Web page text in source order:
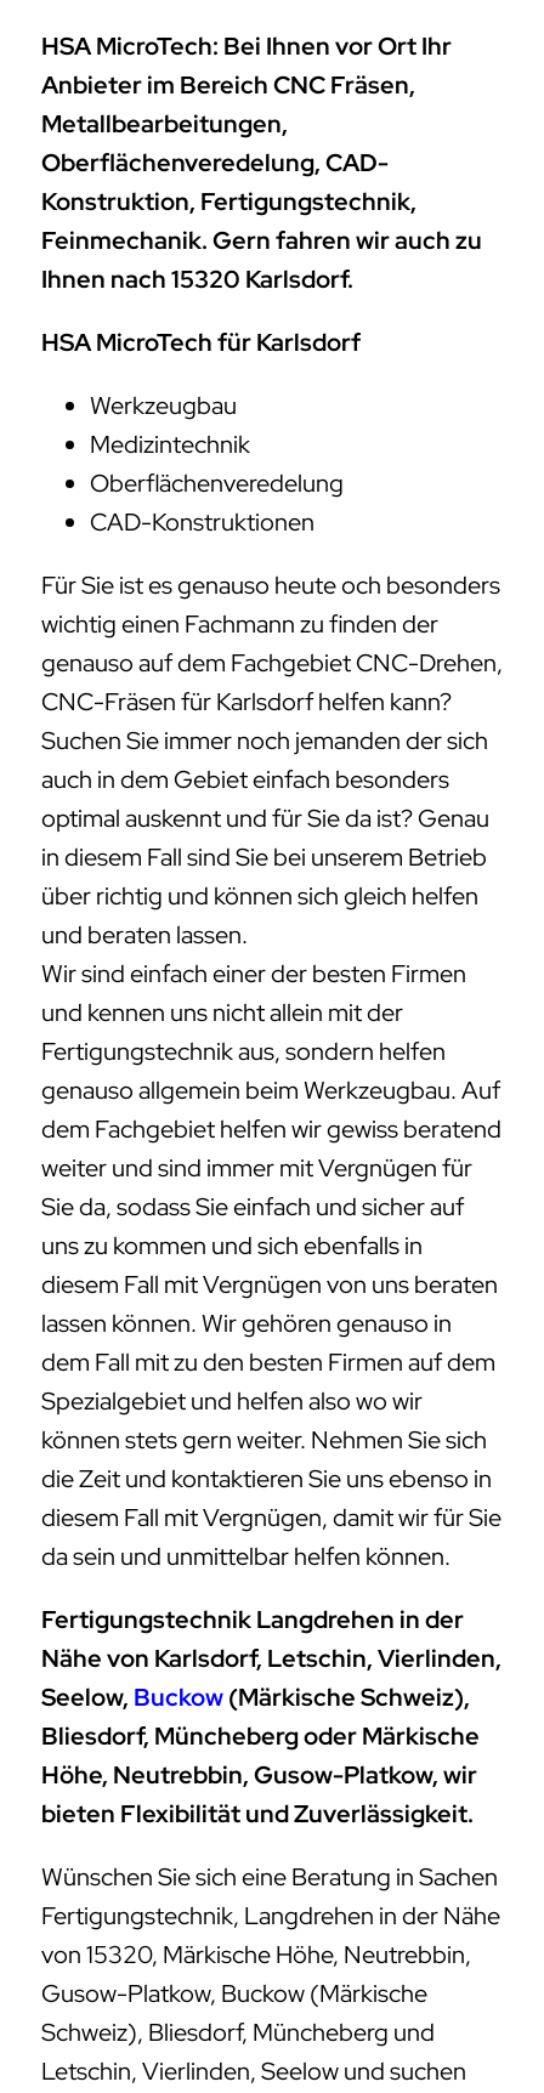
HSA MicroTech: Bei Ihnen vor Ort Ihr
Anbieter im Bereich CNC Fräsen,
Metallbearbeitungen,
Oberflächenveredelung, CAD-
Konstruktion, Fertigungstechnik,
Feinmechanik. Gern fahren wir auch zu
Ihnen nach 15320 Karlsdorf.
HSA MicroTech für Karlsdorf
Werkzeugbau
Medizintechnik
Oberflächenveredelung
CAD-Konstruktionen
Für Sie ist es genauso heute och besonders
wichtig einen Fachmann zu finden der
genauso auf dem Fachgebiet CNC-Drehen,
CNC-Fräsen für Karlsdorf helfen kann?
Suchen Sie immer noch jemanden der sich
auch in dem Gebiet einfach besonders
optimal auskennt und für Sie da ist? Genau
in diesem Fall sind Sie bei unserem Betrieb
über richtig und können sich gleich helfen
und beraten lassen.
Wir sind einfach einer der besten Firmen
und kennen uns nicht allein mit der
Fertigungstechnik aus, sondern helfen
genauso allgemein beim Werkzeugbau. Auf
dem Fachgebiet helfen wir gewiss beratend
weiter und sind immer mit Vergnügen für
Sie da, sodass Sie einfach und sicher auf
uns zu kommen und sich ebenfalls in
diesem Fall mit Vergnügen von uns beraten
lassen können. Wir gehören genauso in
dem Fall mit zu den besten Firmen auf dem
Spezialgebiet und helfen also wo wir
können stets gern weiter. Nehmen Sie sich
die Zeit und kontaktieren Sie uns ebenso in
diesem Fall mit Vergnügen, damit wir für Sie
da sein und unmittelbar helfen können.
Fertigungstechnik Langdrehen in der
Nähe von Karlsdorf, Letschin, Vierlinden,
Seelow, Buckow(Märkische Schweiz),
Bliesdorf, Müncheberg oder Märkische
Höhe, Neutrebbin, Gusow-Platkow, wir
bieten Flexibilität und Zuverlässigkeit.
Wünschen Sie sich eine Beratung in Sachen
Fertigungstechnik, Langdrehen in der Nähe
von 15320, Märkische Höhe, Neutrebbin,
Gusow-Platkow, Buckow (Märkische
Schweiz), Bliesdorf, Müncheberg und
Letschin, Vierlinden, Seelow und suchen